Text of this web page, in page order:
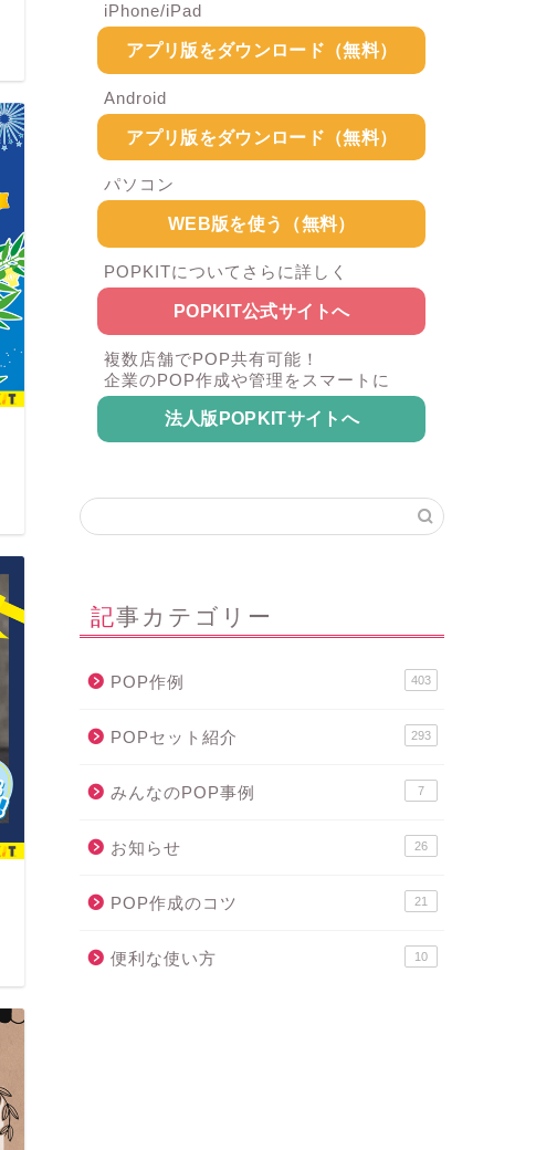
iPhone/iPad
アプリ版をダウンロード（無料）
Android
アプリ版をダウンロード（無料）
パソコン
WEB版を使う（無料）
POPKITについてさらに詳しく
POPKIT公式サイトへ
複数店舗でPOP共有可能！
企業のPOP作成や管理をスマートに
法人版POPKITサイトへ
記事カテゴリー
POP作例 403
POPセット紹介 293
みんなのPOP事例 7
お知らせ 26
POP作成のコツ 21
便利な使い方 10